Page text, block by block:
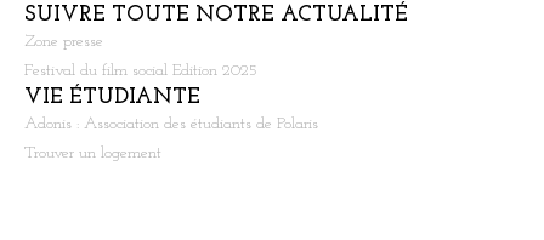
SUIVRE TOUTE NOTRE ACTUALITÉ
Zone presse
Festival du film social Edition 2025
VIE ÉTUDIANTE
Adonis : Association des étudiants de Polaris
Trouver un logement